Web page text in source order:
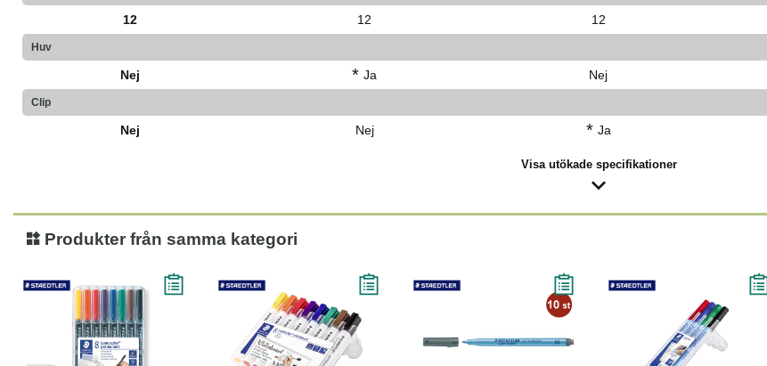
12 12 12
Huv
Nej * Ja Nej
Clip
Nej Nej * Ja
Visa utökade specifikationer
Produkter från samma kategori